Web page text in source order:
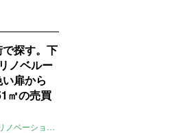
探す。下
ノベルー
扉から
㎡の売買
ノベーション